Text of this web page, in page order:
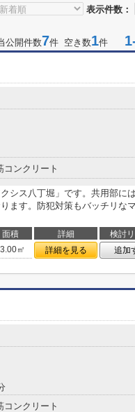
表示件数：
公開件数7件 空き数1件
コンクリート
シス八丁堀」です。共用部に
ます。防犯対策もバッチリな
面積 詳細
検討
㎡ 詳細を見る 追加
コンクリート